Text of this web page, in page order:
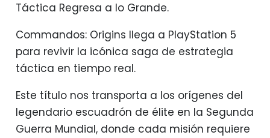
Táctica Regresa a lo Grande.
Commandos: Origins llega a PlayStation 5
para revivir la icónica saga de estrategia
táctica en tiempo real.
Este título nos transporta a los orígenes del
legendario escuadrón de élite en la Segunda
Guerra Mundial, donde cada misión requiere